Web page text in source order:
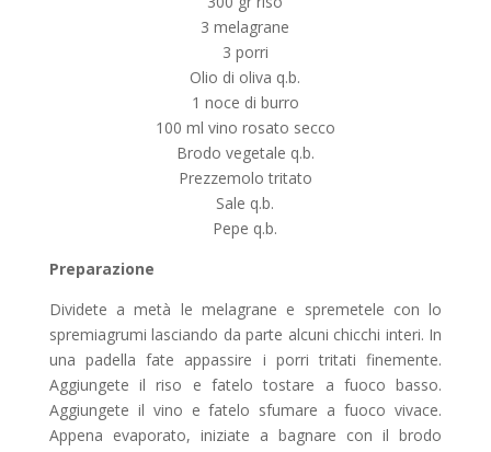
3 melagrane
3 porri
Olio di oliva q.b.
1 noce di burro
100 ml vino rosato secco
Brodo vegetale q.b.
Prezzemolo tritato
Sale q.b.
Pepe q.b.
Preparazione
Dividete a metà le melagrane e spremetele con lo
spremiagrumi lasciando da parte alcuni chicchi interi. In
una padella fate appassire i porri tritati finemente.
Aggiungete il riso e fatelo tostare a fuoco basso.
Aggiungete il vino e fatelo sfumare a fuoco vivace.
Appena evaporato, iniziate a bagnare con il brodo